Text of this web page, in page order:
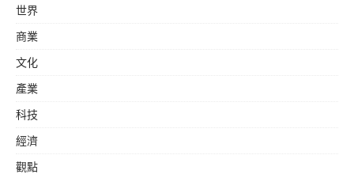
世界
商業
文化
產業
科技
經濟
觀點